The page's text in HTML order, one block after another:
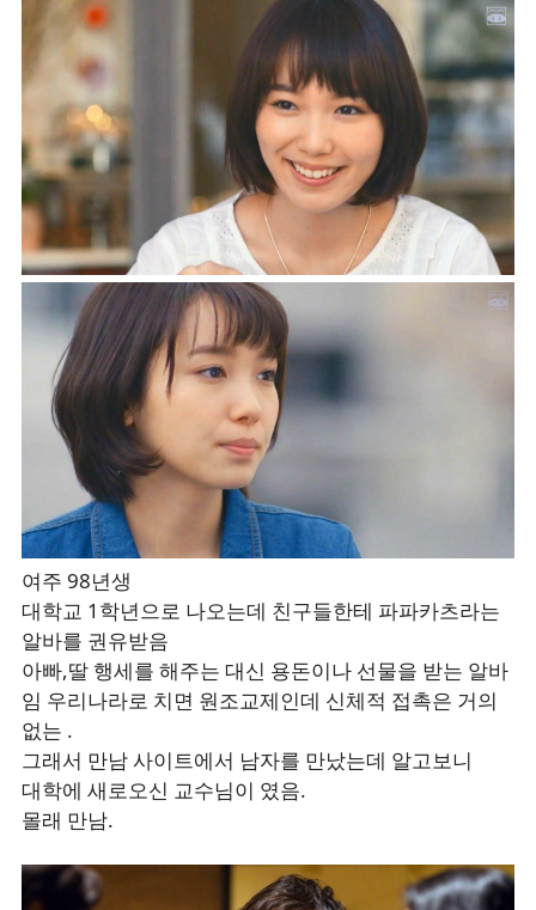
여주 98년생
대학교 1학년으로 나오는데 친구들한테 파파카츠라는
알바를 권유받음
아빠,딸 행세를 해주는 대신 용돈이나 선물을 받는 알바
임 우리나라로 치면 원조교제인데 신체적 접촉은 거의
없는 .
그래서 만남 사이트에서 남자를 만났는데 알고보니
대학에 새로오신 교수님이 였음.
몰래 만남.